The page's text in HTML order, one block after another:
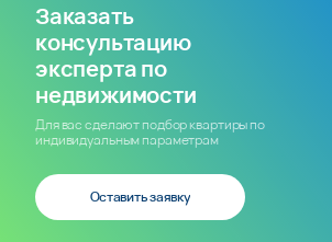
Заказать
консультацию
эксперта по
недвижимости
Для вас сделают подбор квартиры по
индивидуальным параметрам
Оставить заявку